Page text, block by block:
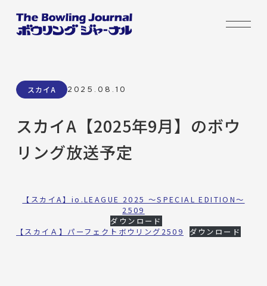
スカイA 2025.08.10
スカイA【2025年9月】のボウ
リング放送予定
【スカイA】io.LEAGUE 2025 ～SPECIAL EDITION～
2509
ダウンロード
【スカイＡ】パーフェクトボウリング2509
ダウンロード